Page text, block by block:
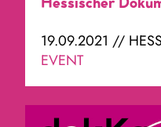
Hessischer
19.09.2021 //
EVENT